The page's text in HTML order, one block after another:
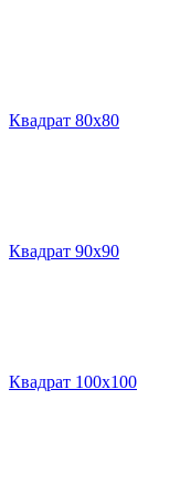
Квадрат 80х80
Квадрат 90х90
Квадрат 100х100